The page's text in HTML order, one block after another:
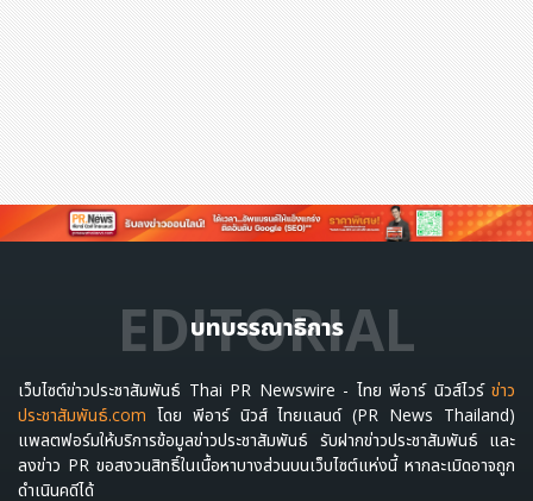
บทบรรณาธิการ
EDITORIAL
เว็บไซต์ข่าวประชาสัมพันธ์ Thai PR Newswire - ไทย พีอาร์ นิวส์ไวร์ ข่าว
ประชาสัมพันธ์.com โดย พีอาร์ นิวส์ ไทยแลนด์ (PR News Thailand)
แพลตฟอร์มให้บริการข้อมูลข่าวประชาสัมพันธ์ รับฝากข่าวประชาสัมพันธ์ และ
ลงข่าว PR ขอสงวนสิทธิ์ในเนื้อหาบางส่วนบนเว็บไซต์แห่งนี้ หากละเมิดอาจถูก
ดำเนินคดีได้